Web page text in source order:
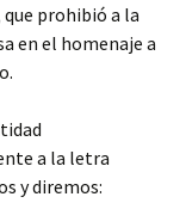
que prohibió a la
en el homenaje a
a la letra
y diremos: